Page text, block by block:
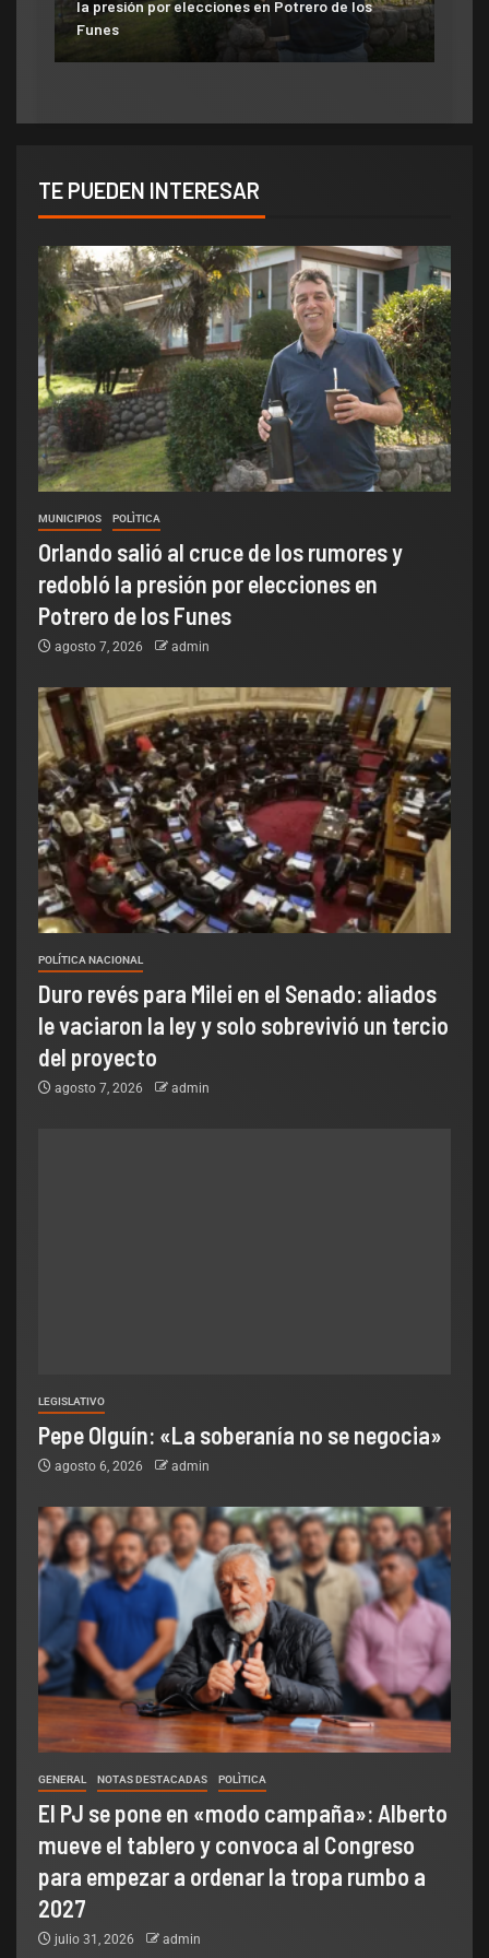
la presión por elecciones en Potrero de los
Funes
aumento del 10% que otorgó la Municipalidad:
«Consolida salarios de pobreza»
TE PUEDEN INTERESAR
MUNICIPIOS POLÌTICA
Orlando salió al cruce de los rumores y
redobló la presión por elecciones en
Potrero de los Funes
agosto 7, 2026 admin
POLÍTICA NACIONAL
Duro revés para Milei en el Senado: aliados
le vaciaron la ley y solo sobrevivió un tercio
del proyecto
agosto 7, 2026 admin
LEGISLATIVO
Pepe Olguín: «La soberanía no se negocia»
agosto 6, 2026 admin
GENERAL NOTAS DESTACADAS POLÌTICA
El PJ se pone en «modo campaña»: Alberto
mueve el tablero y convoca al Congreso
para empezar a ordenar la tropa rumbo a
2027
julio 31, 2026 admin